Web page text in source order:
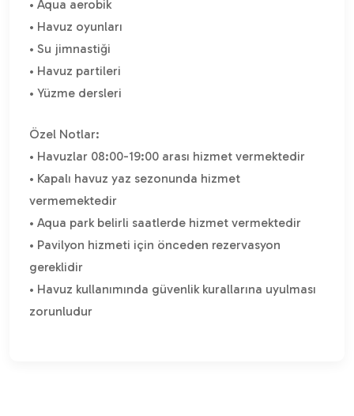
• Aqua aerobik
• Havuz oyunları
• Su jimnastiği
• Havuz partileri
• Yüzme dersleri
Özel Notlar:
• Havuzlar 08:00-19:00 arası hizmet vermektedir
• Kapalı havuz yaz sezonunda hizmet
vermemektedir
• Aqua park belirli saatlerde hizmet vermektedir
• Pavilyon hizmeti için önceden rezervasyon
gereklidir
• Havuz kullanımında güvenlik kurallarına uyulması
zorunludur